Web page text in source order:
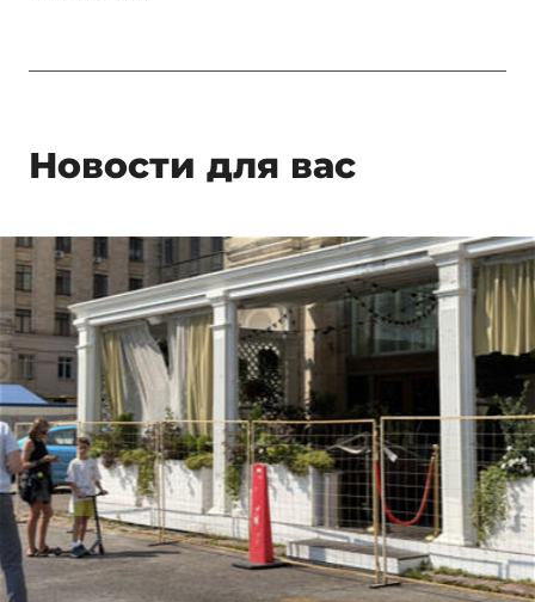
Новости для вас